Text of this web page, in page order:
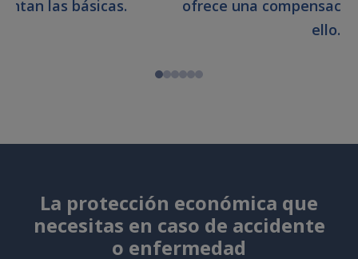
las básicas.
ofrece una
ello.
La protección económica que
necesitas en caso de accidente
o enfermedad